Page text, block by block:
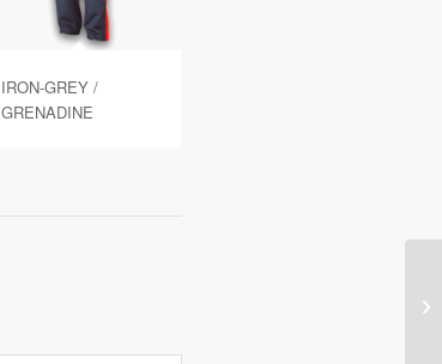
IRON-GREY /
GRENADINE